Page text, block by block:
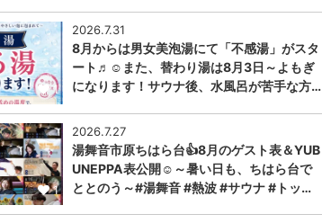
1
2026.7.31
8月からは男女美泡湯にて「不感湯」がスタ
ート♬☺また、替わり湯は8月3日～よもぎ
になります！サウナ後、水風呂が苦手な方…
1
2026.7.27
湯舞音市原ちはら台👍8月のゲスト表＆YUB
UNEPPA表公開☺～暑い日も、ちはら台で
ととのう～#湯舞音 #熱波 #サウナ #トッ…